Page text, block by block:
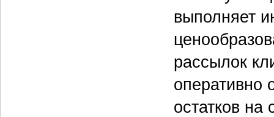
выполняет
рассылок
оперативно
остатков на